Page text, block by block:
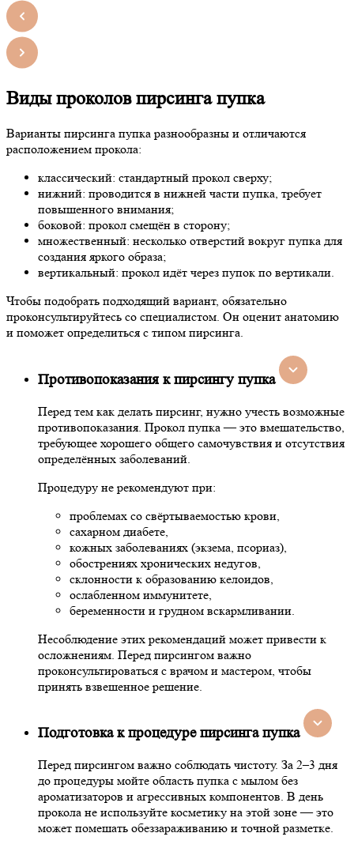
Виды проколов пирсинга пупка
Варианты пирсинга пупка разнообразны и отличаются
расположением прокола:
классический: стандартный прокол сверху;
нижний: проводится в нижней части пупка, требует
повышенного внимания;
боковой: прокол смещён в сторону;
множественный: несколько отверстий вокруг пупка для
создания яркого образа;
вертикальный: прокол идёт через пупок по вертикали.
Чтобы подобрать подходящий вариант, обязательно
проконсультируйтесь со специалистом. Он оценит анатомию
и поможет определиться с типом пирсинга.
Противопоказания к пирсингу пупка
Перед тем как делать пирсинг, нужно учесть возможные
противопоказания. Прокол пупка — это вмешательство,
требующее хорошего общего самочувствия и отсутствия
определённых заболеваний.
Процедуру не рекомендуют при:
проблемах со свёртываемостью крови,
сахарном диабете,
кожных заболеваниях (экзема, псориаз),
обострениях хронических недугов,
склонности к образованию келоидов,
ослабленном иммунитете,
беременности и грудном вскармливании.
Несоблюдение этих рекомендаций может привести к
осложнениям. Перед пирсингом важно
проконсультироваться с врачом и мастером, чтобы
принять взвешенное решение.
Подготовка к процедуре пирсинга пупка
Перед пирсингом важно соблюдать чистоту. За 2–3 дня
до процедуры мойте область пупка с мылом без
ароматизаторов и агрессивных компонентов. В день
прокола не используйте косметику на этой зоне — это
может помешать обеззараживанию и точной разметке.